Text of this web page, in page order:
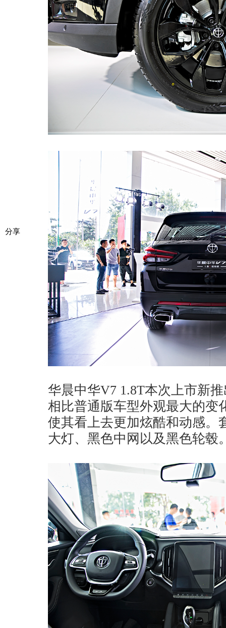
分享
华晨中华V7 1.8T本次上市新
相比普通版车型外观最大的变
使其看上去更加炫酷和动感。
大灯、黑色中网以及黑色轮毂